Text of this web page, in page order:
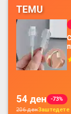
TEMU
54 ден
-73%
206денЗаштедете